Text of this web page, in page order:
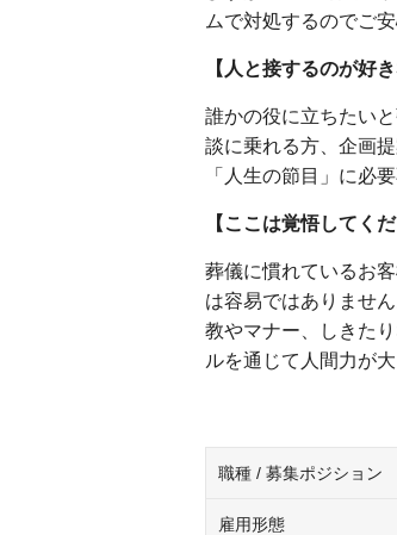
ムで対処するのでご安
【人と接するのが好き
誰かの役に立ちたい
談に乗れる方、企画
「人生の節目」に必
【ここは覚悟してくだ
葬儀に慣れているお
は容易ではありませ
教やマナー、しきた
ルを通じて人間力が
職種 / 募集ポジション
雇用形態